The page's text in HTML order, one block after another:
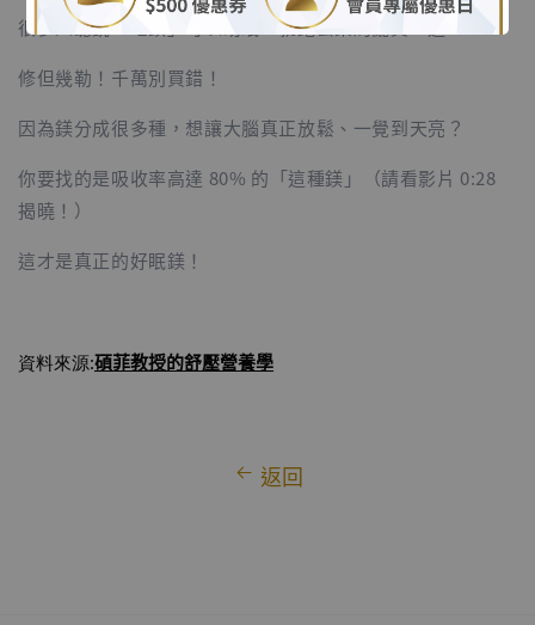
很多人聽說「吃鎂」可以助眠，就跑去藥局亂買一通。
修但幾勒！千萬別買錯！
因為鎂分成很多種，想讓大腦真正放鬆、一覺到天亮？
你要找的是吸收率高達 80% 的「這種鎂」（請看影片 0:28
揭曉！）
這才是真正的好眠鎂！
資料來源:碩菲教授的舒壓營養學
返回